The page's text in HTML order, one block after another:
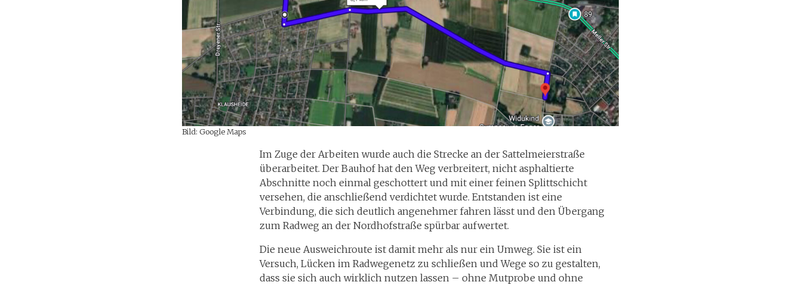
Bild: Google Maps
Im Zuge der Arbeiten wurde auch die Strecke an der Sattelmeierstraße
überarbeitet. Der Bauhof hat den Weg verbreitert, nicht asphaltierte
Abschnitte noch einmal geschottert und mit einer feinen Splittschicht
versehen, die anschließend verdichtet wurde. Entstanden ist eine
Verbindung, die sich deutlich angenehmer fahren lässt und den Übergang
zum Radweg an der Nordhofstraße spürbar aufwertet.
Die neue Ausweichroute ist damit mehr als nur ein Umweg. Sie ist ein
Versuch, Lücken im Radwegenetz zu schließen und Wege so zu gestalten,
dass sie sich auch wirklich nutzen lassen – ohne Mutprobe und ohne